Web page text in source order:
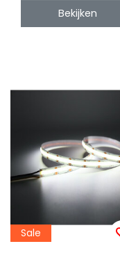
Bekijken
Sale